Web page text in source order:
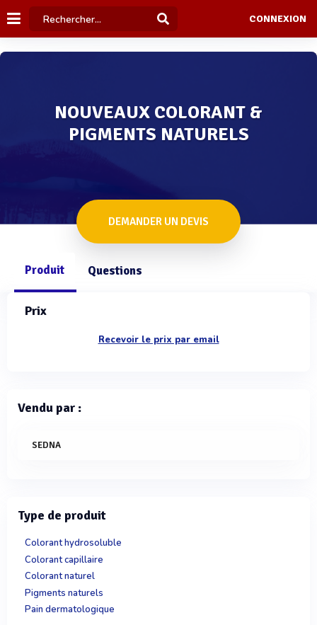
CONNEXION
NOUVEAUX COLORANT &
PIGMENTS NATURELS
DEMANDER UN DEVIS
Produit Questions
Prix
Recevoir le prix par email
Vendu par :
SEDNA
Type de produit
Colorant hydrosoluble
Colorant capillaire
Colorant naturel
Pigments naturels
Pain dermatologique